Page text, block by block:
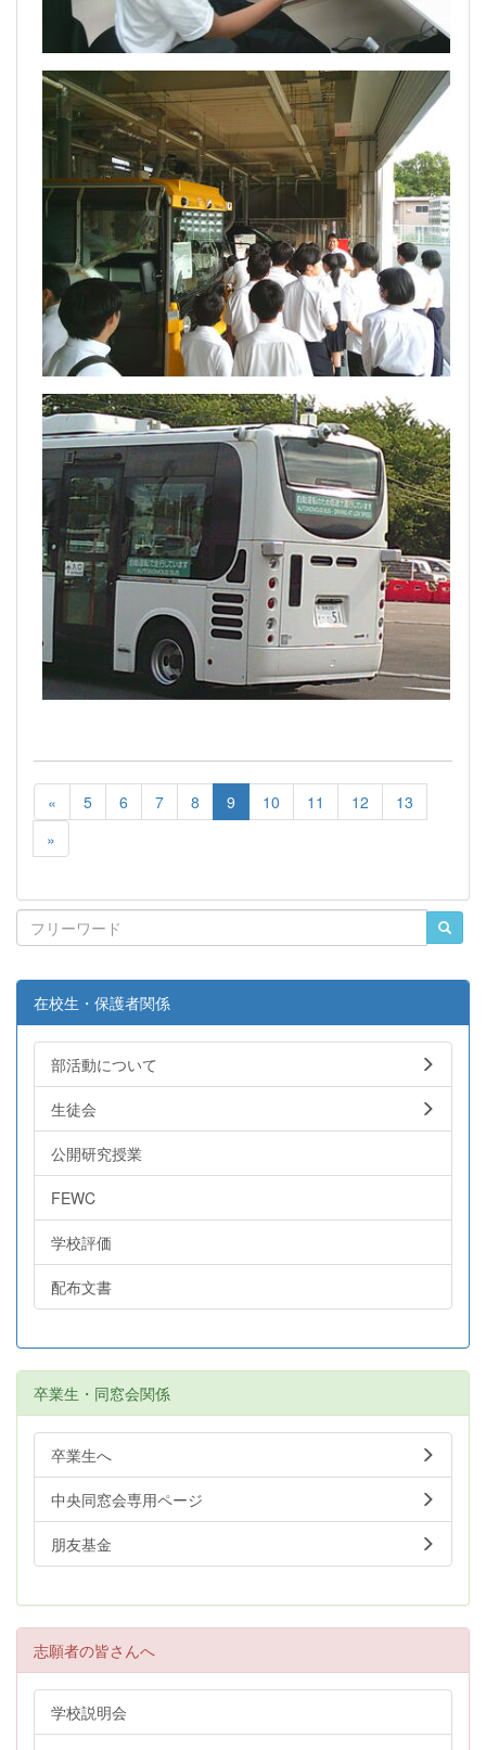
« 5 6 7 8 9 10 11 12
13
»
在校生・保護者関係
部活動について
生徒会
公開研究授業
FEWC
学校評価
配布文書
卒業生・同窓会関係
卒業生へ
中央同窓会専用ページ
朋友基金
志願者の皆さんへ
学校説明会